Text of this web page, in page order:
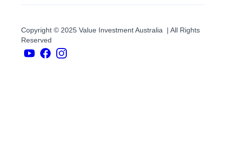
Copyright © 2025 Value Investment Australia | All Rights
Reserved
YouTube
臉 書 Instagram